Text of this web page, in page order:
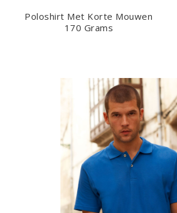
Poloshirt Met Korte Mouwen
170 Grams